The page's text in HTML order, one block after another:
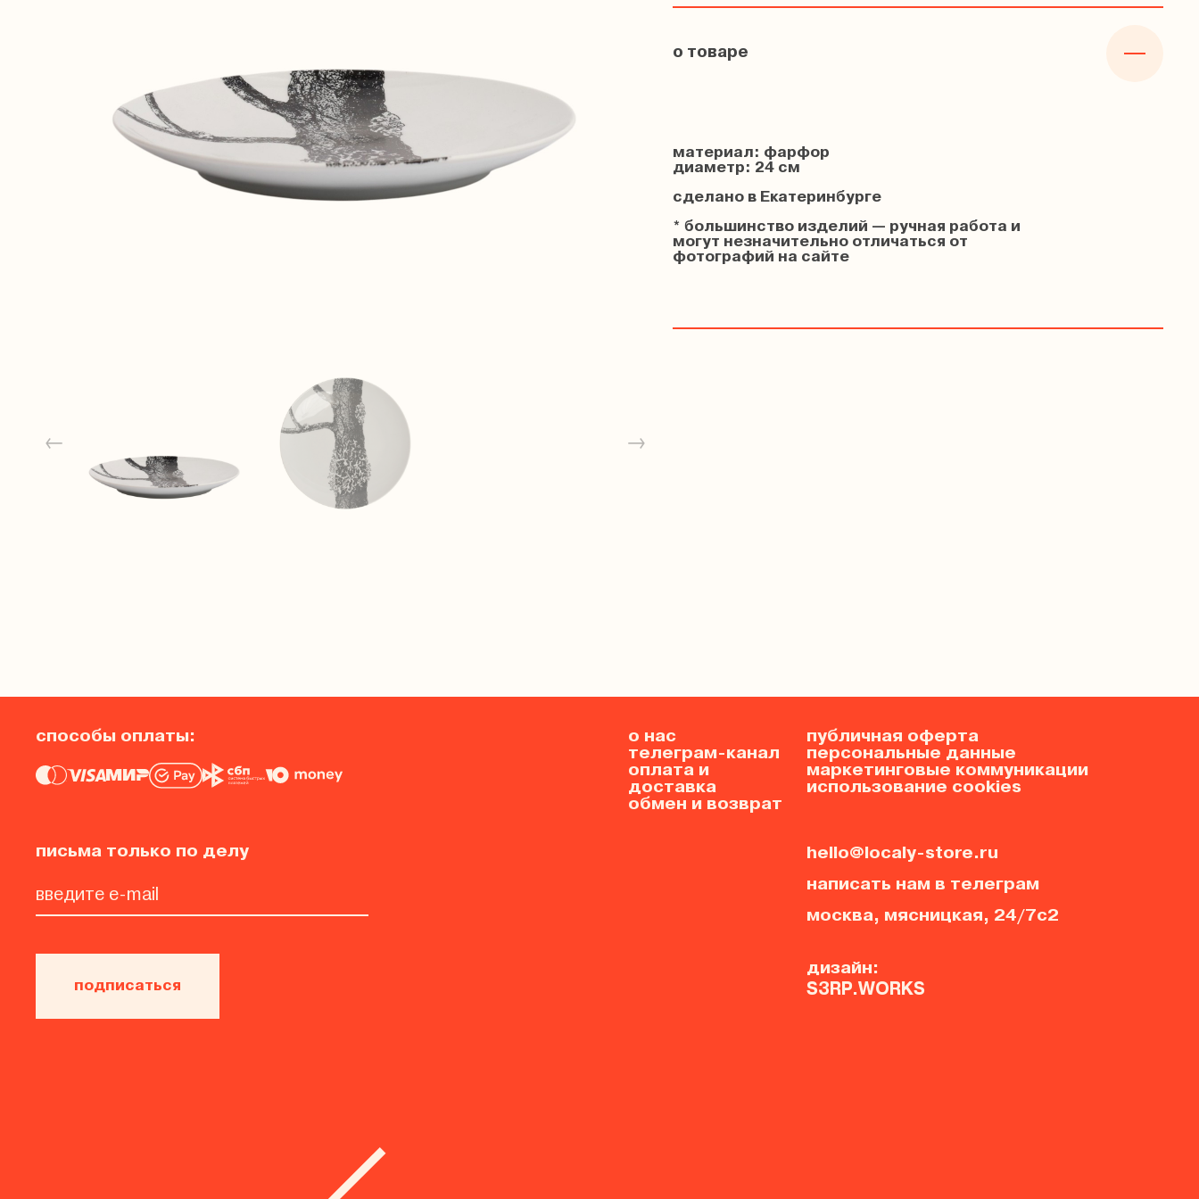
← →
о товаре
материал: фарфор
диаметр: 24 см
сделано в Екатеринбурге
* большинство изделий — ручная работа и
могут незначительно отличаться от
фотографий на сайте
письма только по делу
подписаться
способы оплаты:
о нас
телеграм-канал
оплата и
доставка
обмен и возврат
публичная оферта
персональные данные
маркетинговые коммуникации
использование cookies
hello@localy-store.ru
написать нам в телеграм
москва, мясницкая, 24/7с2
дизайн:
S3RP.WORKS